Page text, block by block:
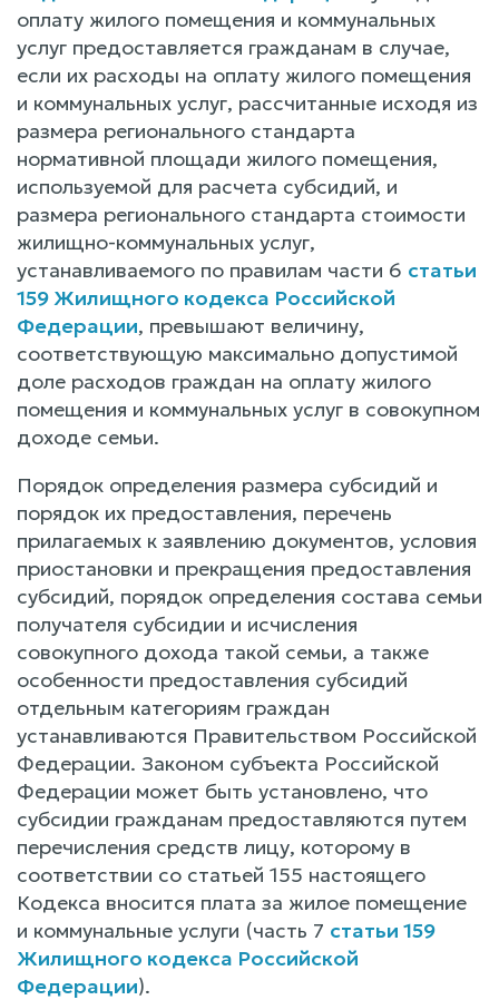
оплату жилого помещения и коммунальных
услуг предоставляется гражданам в случае,
если их расходы на оплату жилого помещения
и коммунальных услуг, рассчитанные исходя из
размера регионального стандарта
нормативной площади жилого помещения,
используемой для расчета субсидий, и
размера регионального стандарта стоимости
жилищно-коммунальных услуг,
устанавливаемого по правилам части 6 статьи
159 Жилищного кодекса Российской
Федерации, превышают величину,
соответствующую максимально допустимой
доле расходов граждан на оплату жилого
помещения и коммунальных услуг в совокупном
доходе семьи.
Порядок определения размера субсидий и
порядок их предоставления, перечень
прилагаемых к заявлению документов, условия
приостановки и прекращения предоставления
субсидий, порядок определения состава семьи
получателя субсидии и исчисления
совокупного дохода такой семьи, а также
особенности предоставления субсидий
отдельным категориям граждан
устанавливаются Правительством Российской
Федерации. Законом субъекта Российской
Федерации может быть установлено, что
субсидии гражданам предоставляются путем
перечисления средств лицу, которому в
соответствии со статьей 155 настоящего
Кодекса вносится плата за жилое помещение
и коммунальные услуги (часть 7 статьи 159
Жилищного кодекса Российской
Федерации).